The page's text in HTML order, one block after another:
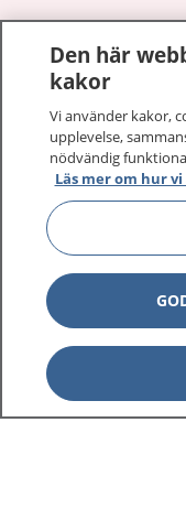
1177 på flera språk
Om 1177
Kontakt
Hantering av kakor
Inställningar för kakor
Den här
kakor
Vi använder kakor,
upplevelse,
nödvändig
Läs mer om hur